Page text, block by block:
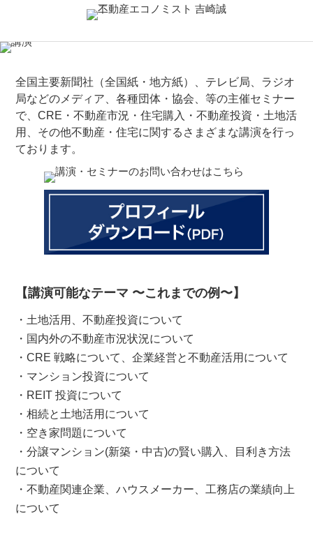
全国主要新聞社（全国紙・地方紙）、テレビ局、ラジオ
局などのメディア、各種団体・協会、等の主催セミナー
で、CRE・不動産市況・住宅購入・不動産投資・土地活
用、その他不動産・住宅に関するさまざまな講演を行っ
ております。
【講演可能なテーマ 〜これまでの例〜】
・土地活用、不動産投資について
・国内外の不動産市況状況について
・CRE 戦略について、企業経営と不動産活用について
・マンション投資について
・REIT 投資について
・相続と土地活用について
・空き家問題について
・分譲マンション(新築・中古)の賢い購入、目利き方法
について
・不動産関連企業、ハウスメーカー、工務店の業績向上
について